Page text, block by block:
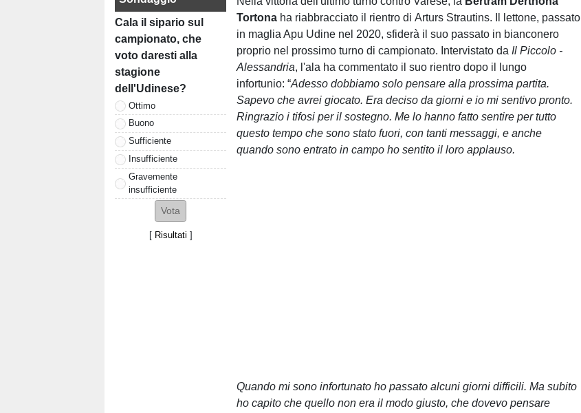
Cala il sipario sul
campionato, che
voto daresti alla
stagione
dell'Udinese?
Ottimo
Buono
Sufficiente
Insufficiente
Gravemente
insufficiente
[ Risultati ]
Tortona ha riabbracciato il rientro di Arturs Strautins. Il lettone, passato
in maglia Apu Udine nel 2020, sfiderà il suo passato in bianconero
proprio nel prossimo turno di campionato. Intervistato da Il Piccolo -
Alessandria, l'ala ha commentato il suo rientro dopo il lungo
infortunio: “Adesso dobbiamo solo pensare alla prossima partita.
Sapevo che avrei giocato. Era deciso da giorni e io mi sentivo pronto.
Ringrazio i tifosi per il sostegno. Me lo hanno fatto sentire per tutto
questo tempo che sono stato fuori, con tanti messaggi, e anche
quando sono entrato in campo ho sentito il loro applauso.
Quando mi sono infortunato ho passato alcuni giorni difficili. Ma subito
ho capito che quello non era il modo giusto, che dovevo pensare